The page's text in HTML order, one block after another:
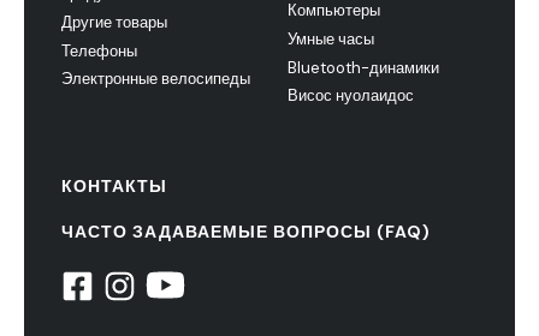
Другие товары
Телефоны
Электронные велосипеды
Компьютеры
Умные часы
Bluetooth-динамики
Висос нуолаидос
КОНТАКТЫ
ЧАСТО ЗАДАВАЕМЫЕ ВОПРОСЫ (FAQ)